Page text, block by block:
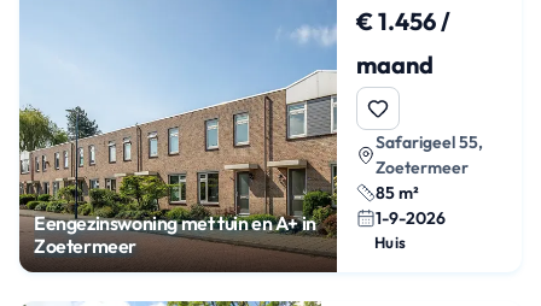
Eengezinswoning met tuin en A+ in
Zoetermeer
€ 1.456 /
maand
Safarigeel 55,
Zoetermeer
85 m²
1-9-2026
Huis